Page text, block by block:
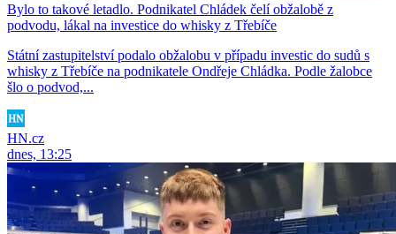
Bylo to takové letadlo. Podnikatel Chládek čelí obžalobě z
podvodu, lákal na investice do whisky z Třebíče
Státní zastupitelství podalo obžalobu v případu investic do sudů s
whisky z Třebíče na podnikatele Ondřeje Chládka. Podle žalobce
šlo o podvod,...
HN.cz
dnes, 13:25